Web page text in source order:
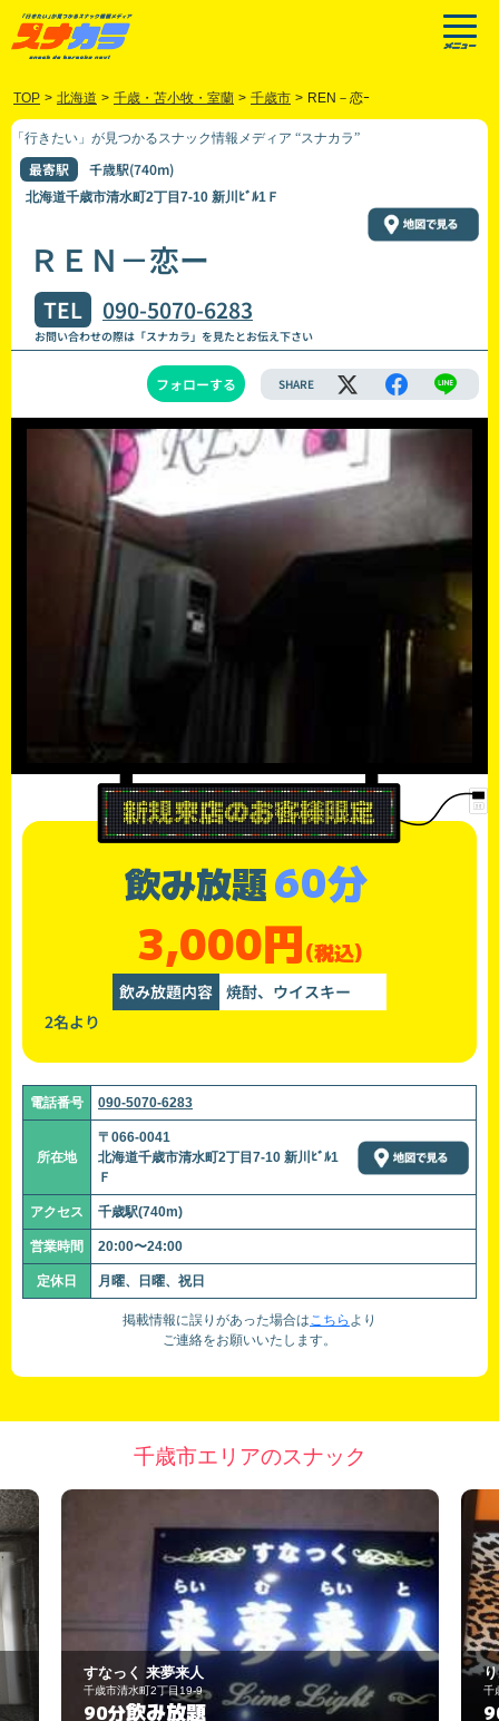
TOP > 北海道 > 千歳・苫小牧・室蘭 > 千歳市 > REN－恋ｰ
「行きたい」が見つかるスナック情報メディア “スナカラ”
最寄駅 千歳駅(740m)
北海道千歳市清水町2丁目7-10 新川ﾋﾞﾙ1Ｆ
ＲＥＮ－恋ー
TEL 090-5070-6283
お問い合わせの際は「スナカラ」を見たとお伝え下さい
フォローする SHARE
飲み放題60分
3,000円(税込)
飲み放題内容 焼酎、ウイスキー
2名より
電話番号 090-5070-6283
所在地
〒066-0041
北海道千歳市清水町2丁目7-10 新川ﾋﾞﾙ1
Ｆ
アクセス 千歳駅(740m)
営業時間 20:00〜24:00
定休日 月曜、日曜、祝日
掲載情報に誤りがあった場合はこちら より
ご連絡をお願いいたします。
千歳市エリアのスナック
りあら
千歳市清水町2丁目12
90分飲み放題